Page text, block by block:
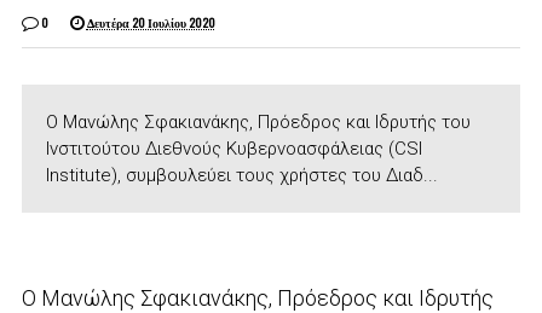
0 Δευτέρα 20 Ιουλίου 2020
Ο Μανώλης Σφακιανάκης, Πρόεδρος και Ιδρυτής του
Ινστιτούτου Διεθνούς Κυβερνοασφάλειας (CSI
Institute), συμβουλεύει τους χρήστες του Διαδ...
Ο Μανώλης Σφακιανάκης, Πρόεδρος και Ιδρυτής